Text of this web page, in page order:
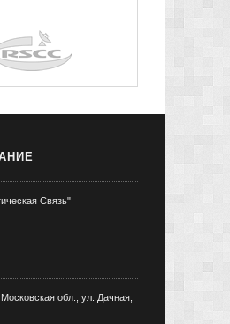
Связь"
обл., ул. Дачная,